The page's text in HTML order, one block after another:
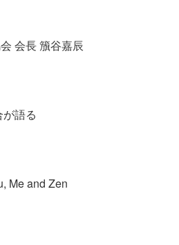
会長 籏谷嘉辰
語る
Me and Zen